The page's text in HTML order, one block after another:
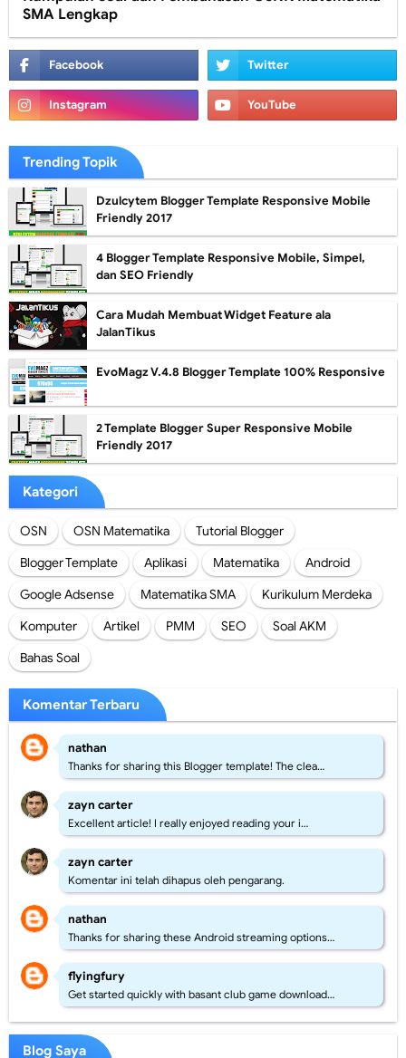
SMA Lengkap
Trending Topik
Dzulcytem Blogger Template Responsive Mobile
Friendly 2017
4 Blogger Template Responsive Mobile, Simpel,
dan SEO Friendly
Cara Mudah Membuat Widget Feature ala
JalanTikus
EvoMagz V.4.8 Blogger Template 100% Responsive
2 Template Blogger Super Responsive Mobile
Friendly 2017
Kategori
OSN OSN Matematika
Tutorial Blogger
Blogger Template
Aplikasi Matematika
Android
Google Adsense
Matematika SMA
Kurikulum Merdeka
Komputer
Artikel PMM SEO
Soal AKM
Bahas Soal
Komentar Terbaru
nathan
Thanks for sharing this Blogger template! The clea…
zayn carter
Excellent article! I really enjoyed reading your i…
zayn carter
Komentar ini telah dihapus oleh pengarang.
nathan
Thanks for sharing these Android streaming options…
flyingfury
Get started quickly with basant club game download…
Blog Saya